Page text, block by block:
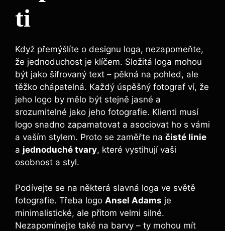
ti
Když přemýšlíte o designu loga, nezapomeňte,
že jednoduchost je klíčem. Složitá loga mohou
být jako šifrovaný text – pěkná na pohled, ale
těžko chápatelná. Každý úspěšný fotograf ví, že
jeho logo by mělo být stejně jasné a
srozumitelné jako jeho fotografie. Klienti musí
logo snadno zapamatovat a asociovat ho s vámi
a vaším stylem. Proto se zaměřte na čisté linie
a jednoduché tvary, které vystihují vaši
osobnost a styl.
Podívejte se na některá slavná loga ve světě
fotografie. Třeba logo Ansel Adams je
minimalistické, ale přitom velmi silné.
Nezapomínejte také na barvy – ty mohou mít